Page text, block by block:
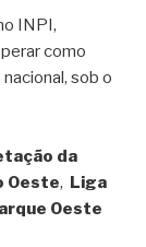
INPI,
como
sob o
da
Oeste, Liga
Oeste